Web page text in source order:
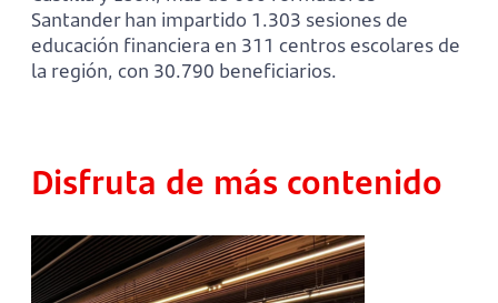
Santander han impartido 1.303 sesiones de
educación financiera en 311 centros escolares de
la región, con 30.790 beneficiarios.
Disfruta de más contenido